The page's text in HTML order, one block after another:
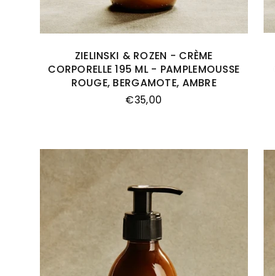
ZIELINSKI & ROZEN - CRÈME
CORPORELLE 195 ML - PAMPLEMOUSSE
ROUGE, BERGAMOTE, AMBRE
Prix
€35,00